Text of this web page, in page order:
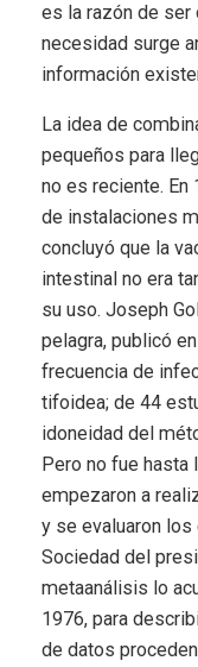
es la razón de
necesidad surge
información
La idea de
pequeños para
no es reciente. En
de instalaciones
concluyó que la
intestinal no era
su uso. Joseph
pelagra, publicó
frecuencia de
tifoidea; de 44
idoneidad del
Pero no fue hasta
empezaron a
y se evaluaron
Sociedad del
metaanálisis lo
1976, para
de datos